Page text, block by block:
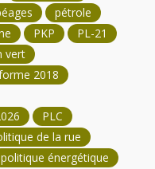
pétrole
PKP
PL-21
vert
2018
PLC
de la rue
politique énergétique